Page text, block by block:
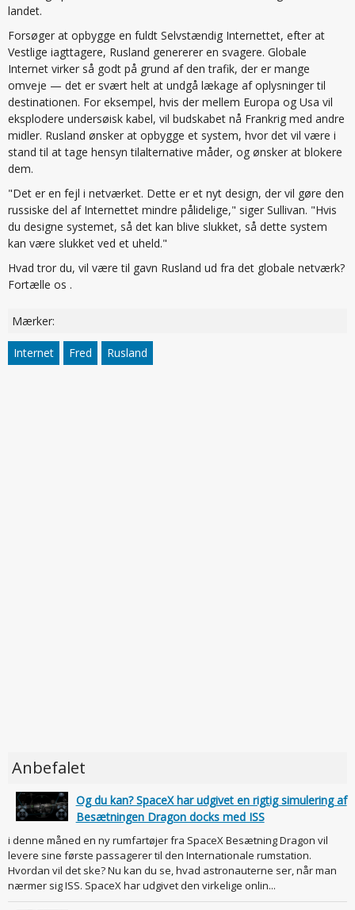
landet.
Forsøger at opbygge en fuldt Selvstændig Internettet, efter at
Vestlige iagttagere, Rusland genererer en svagere. Globale
Internet virker så godt på grund af den trafik, der er mange
omveje — det er svært helt at undgå lækage af oplysninger til
destinationen. For eksempel, hvis der mellem Europa og Usa vil
eksplodere undersøisk kabel, vil budskabet nå Frankrig med andre
midler. Rusland ønsker at opbygge et system, hvor det vil være i
stand til at tage hensyn tilalternative måder, og ønsker at blokere
dem.
"Det er en fejl i netværket. Dette er et nyt design, der vil gøre den
russiske del af Internettet mindre pålidelige," siger Sullivan. "Hvis
du designe systemet, så det kan blive slukket, så dette system
kan være slukket ved et uheld."
Hvad tror du, vil være til gavn Rusland ud fra det globale netværk?
Fortælle os .
Mærker:
Internet Fred Rusland
Anbefalet
Og du kan? SpaceX har udgivet en rigtig simulering af
Besætningen Dragon docks med ISS
i denne måned en ny rumfartøjer fra SpaceX Besætning Dragon vil
levere sine første passagerer til den Internationale rumstation.
Hvordan vil det ske? Nu kan du se, hvad astronauterne ser, når man
nærmer sig ISS. SpaceX har udgivet den virkelige onlin...